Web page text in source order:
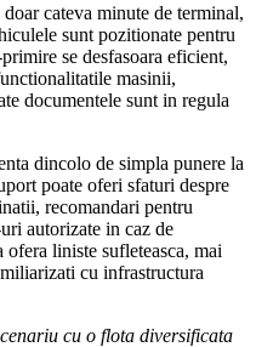
cateva minute de terminal,
sunt pozitionate pentru
se desfasoara eficient,
masinii,
documentele sunt in regula
dincolo de simpla punere la
poate oferi sfaturi despre
recomandari pentru
autorizate in caz de
ofera liniste sufleteasca, mai
cu infrastructura
cu o flota diversificata